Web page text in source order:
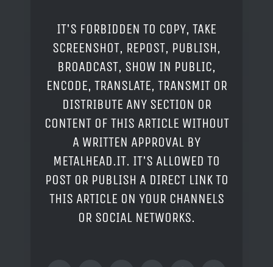
IT'S FORBIDDEN TO COPY, TAKE
SCREENSHOT, REPOST, PUBLISH,
BROADCAST, SHOW IN PUBLIC,
ENCODE, TRANSLATE, TRANSMIT OR
DISTRIBUTE ANY SECTION OR
CONTENT OF THIS ARTICLE WITHOUT
A WRITTEN APPROVAL BY
METALHEAD.IT. IT'S ALLOWED TO
POST OR PUBLISH A DIRECT LINK TO
THIS ARTICLE ON YOUR CHANNELS
OR SOCIAL NETWORKS.